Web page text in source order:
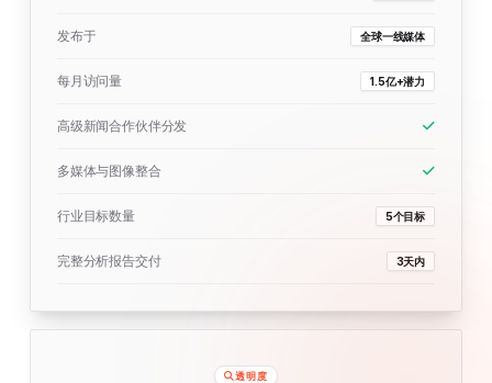
发布于 全球一线媒体
每月访问量 1.5亿+潜力
高级新闻合作伙伴分发
多媒体与图像整合
行业目标数量 5个目标
完整分析报告交付 3天内
透明度